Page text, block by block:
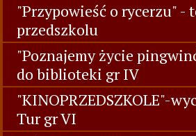
"Przypowieść o rycerzu" -
przedszkolu
"Poznajemy życie
do biblioteki gr IV
"KINOPRZEDSZKOLE"-
Tur gr VI